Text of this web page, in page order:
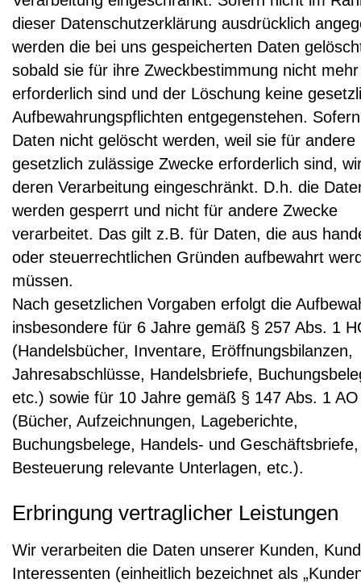
dieser Datenschutzerklärung ausdrücklich
werden die bei uns gespeicherten Daten
sobald sie für ihre Zweckbestimmung nicht mehr
erforderlich sind und der Löschung keine
Aufbewahrungspflichten entgegenstehen.
Daten nicht gelöscht werden, weil sie für andere
gesetzlich zulässige Zwecke erforderlich sind,
deren Verarbeitung eingeschränkt. D.h. die
werden gesperrt und nicht für andere Zwecke
verarbeitet. Das gilt z.B. für Daten, die aus
oder steuerrechtlichen Gründen aufbewahrt
müssen.
Nach gesetzlichen Vorgaben erfolgt die
insbesondere für 6 Jahre gemäß § 257 Abs. 1
(Handelsbücher, Inventare, Eröffnungsbilanzen,
Jahresabschlüsse, Handelsbriefe,
etc.) sowie für 10 Jahre gemäß § 147 Abs. 1 AO
(Bücher, Aufzeichnungen, Lageberichte,
Buchungsbelege, Handels- und
Besteuerung relevante Unterlagen, etc.).
Erbringung vertraglicher Leistungen
Wir verarbeiten die Daten unserer Kunden,
Interessenten (einheitlich bezeichnet als